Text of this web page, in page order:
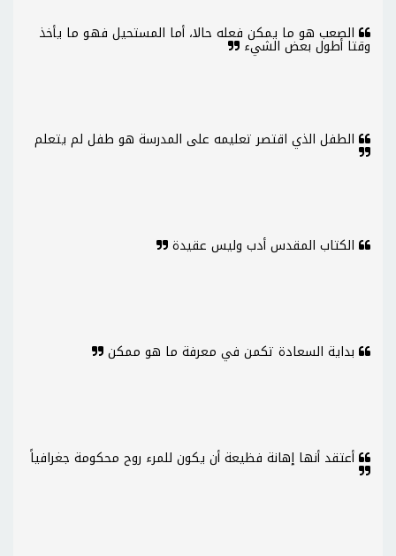
الصعب هو ما يمكن فعله حالا، أما المستحيل فهو ما يأخذ
وقتا أطول بعض الشيء
الطفل الذي اقتصر تعليمه على المدرسة هو طفل لم يتعلم
الكتاب المقدس أدب وليس عقيدة
بداية السعادة تكمن في معرفة ما هو ممكن
أعتقد أنها إهانة فظيعة أن يكون للمرء روح محكومة جغرافياً